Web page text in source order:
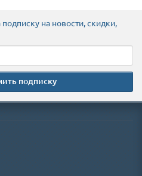
на новости, скидки,
подписку